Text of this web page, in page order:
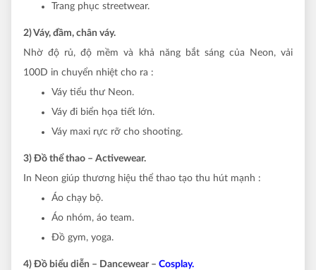
Trang phục streetwear.
2) Váy, đầm, chân váy.
Nhờ độ rủ, độ mềm và khả năng bắt sáng của Neon, vải
100D in chuyển nhiệt cho ra :
Váy tiểu thư Neon.
Váy đi biển họa tiết lớn.
Váy maxi rực rỡ cho shooting.
3) Đồ thể thao – Activewear.
In Neon giúp thương hiệu thể thao tạo thu hút mạnh :
Áo chạy bộ.
Áo nhóm, áo team.
Đồ gym, yoga.
4) Đồ biểu diễn – Dancewear – Cosplay.